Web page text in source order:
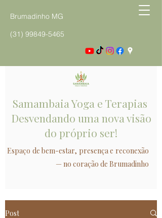
Brumadinho MG
(31) 99849-5465
Samambaia Yoga e Terapias
Desvendando uma nova visão
do próprio ser!
Espaço de bem-estar, presença e reconexão
— no coração de Brumadinho
Post